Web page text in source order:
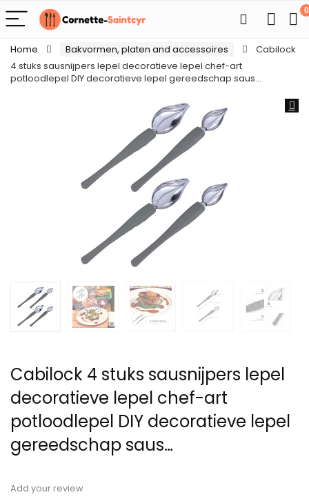
0
Home Bakvormen, platen and accessoires
Cabilock
4 stuks sausnijpers lepel decoratieve lepel chef-art
potloodlepel DIY decoratieve lepel gereedschap saus…
Cabilock 4 stuks sausnijpers lepel
decoratieve lepel chef-art
potloodlepel DIY decoratieve lepel
gereedschap saus…
Add your review